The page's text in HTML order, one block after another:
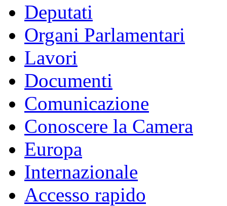
Deputati
Organi Parlamentari
Lavori
Documenti
Comunicazione
Conoscere la Camera
Europa
Internazionale
Accesso rapido